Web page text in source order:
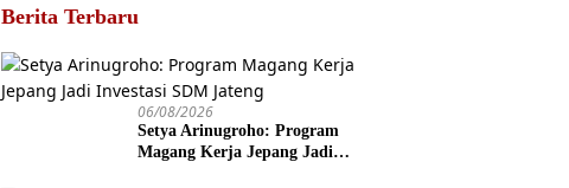
Berita Terbaru
06/08/2026
Setya Arinugroho: Program
Magang Kerja Jepang Jadi